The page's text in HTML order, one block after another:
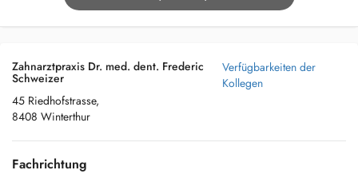
Zahnarztpraxis Dr. med. dent. Frederic
Schweizer
45 Riedhofstrasse,
8408 Winterthur
Verfügbarkeiten der
Kollegen
Fachrichtung